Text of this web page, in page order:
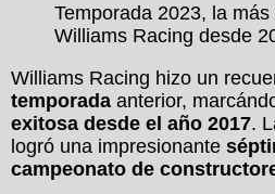
Temporada 2023, la
Williams Racing desde
Williams Racing hizo un
temporada anterior,
exitosa desde el año 2017.
logró una impresionante
campeonato de